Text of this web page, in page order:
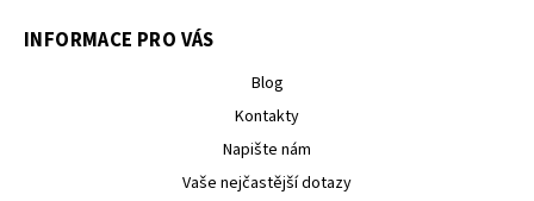
INFORMACE PRO VÁS
Blog
Kontakty
Napište nám
Vaše nejčastější dotazy